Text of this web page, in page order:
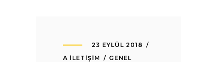
23 EYLÜL 2018
A İLETIŞIM
GENEL